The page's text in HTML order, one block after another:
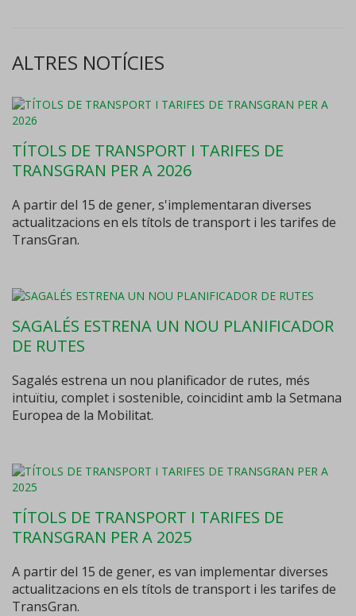
ALTRES NOTÍCIES
TÍTOLS DE TRANSPORT I TARIFES DE
TRANSGRAN PER A 2026
A partir del 15 de gener, s'implementaran diverses
actualitzacions en els títols de transport i les tarifes de
TransGran.
SAGALÉS ESTRENA UN NOU PLANIFICADOR
DE RUTES
Sagalés estrena un nou planificador de rutes, més
intuïtiu, complet i sostenible, coincidint amb la Setmana
Europea de la Mobilitat.
TÍTOLS DE TRANSPORT I TARIFES DE
TRANSGRAN PER A 2025
A partir del 15 de gener, es van implementar diverses
actualitzacions en els títols de transport i les tarifes de
TransGran.